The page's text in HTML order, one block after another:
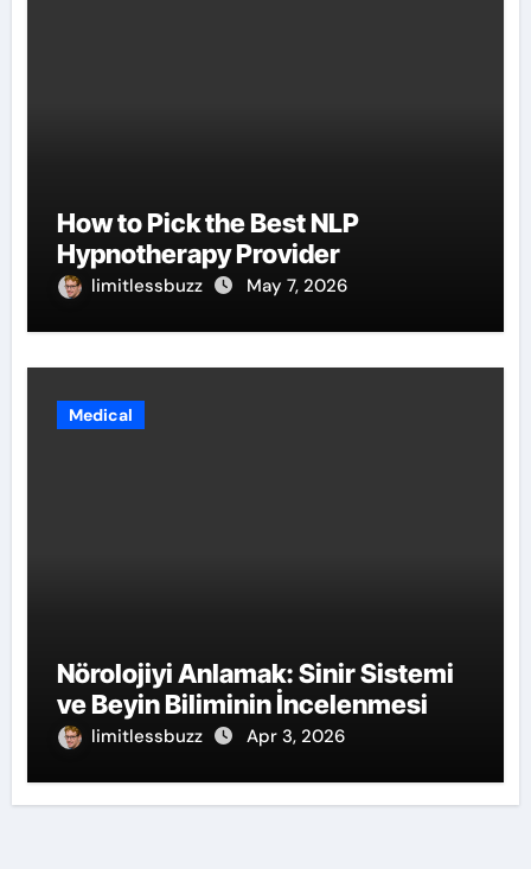
How to Pick the Best NLP
Hypnotherapy Provider
limitlessbuzz May 7, 2026
Medical
Nörolojiyi Anlamak: Sinir Sistemi
ve Beyin Biliminin İncelenmesi
limitlessbuzz Apr 3, 2026